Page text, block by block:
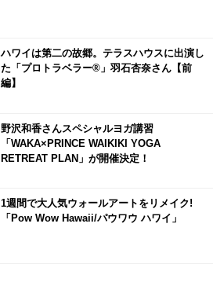
ハワイは第二の故郷。テラスハウスに出演し
た「プロトラベラー®」羽石杏奈さん【前
編】
野沢和香さんスペシャルヨガ講習
「WAKA×PRINCE WAIKIKI YOGA
RETREAT PLAN」が開催決定！
1週間で大人気ウォールアートをリメイク!
「Pow Wow Hawaii/パウワウ ハワイ」